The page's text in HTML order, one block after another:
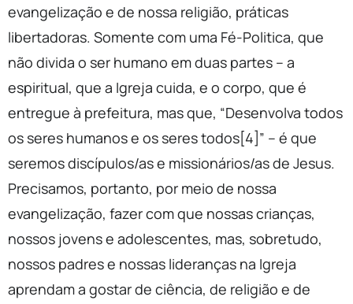
evangelização e de nossa religião, práticas
libertadoras. Somente com uma Fé-Politica, que
não divida o ser humano em duas partes – a
espiritual, que a Igreja cuida, e o corpo, que é
entregue à prefeitura, mas que, “Desenvolva todos
os seres humanos e os seres todos[4]” – é que
seremos discípulos/as e missionários/as de Jesus.
Precisamos, portanto, por meio de nossa
evangelização, fazer com que nossas crianças,
nossos jovens e adolescentes, mas, sobretudo,
nossos padres e nossas lideranças na Igreja
aprendam a gostar de ciência, de religião e de